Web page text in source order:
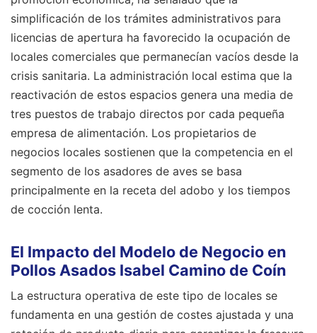
simplificación de los trámites administrativos para
licencias de apertura ha favorecido la ocupación de
locales comerciales que permanecían vacíos desde la
crisis sanitaria. La administración local estima que la
reactivación de estos espacios genera una media de
tres puestos de trabajo directos por cada pequeña
empresa de alimentación. Los propietarios de
negocios locales sostienen que la competencia en el
segmento de los asadores de aves se basa
principalmente en la receta del adobo y los tiempos
de cocción lenta.
El Impacto del Modelo de Negocio en
Pollos Asados Isabel Camino de Coín
La estructura operativa de este tipo de locales se
fundamenta en una gestión de costes ajustada y una